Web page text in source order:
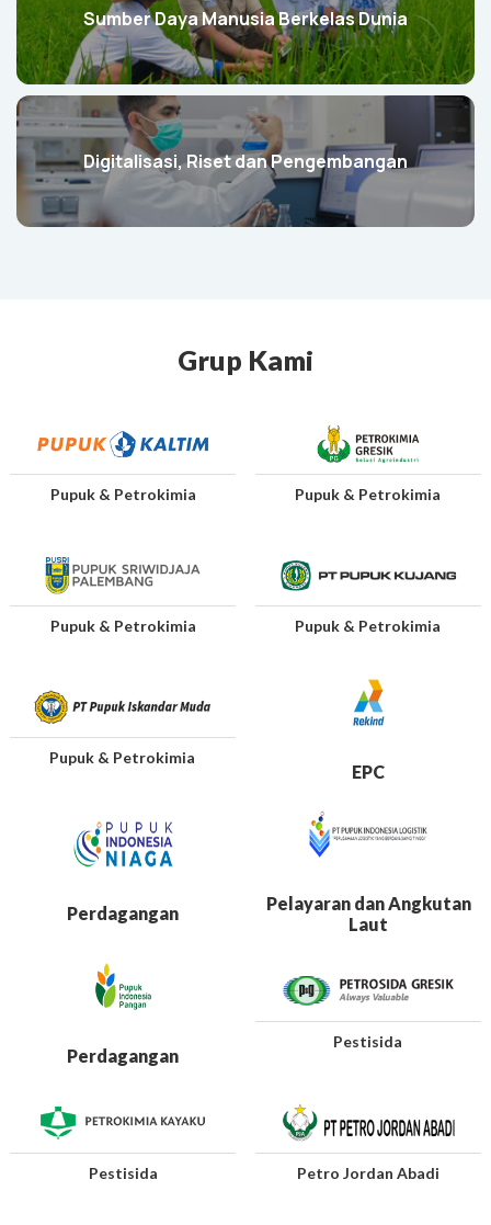
Sumber Daya Manusia Berkelas Dunia
Digitalisasi, Riset dan Pengembangan
Grup Kami
Pupuk & Petrokimia Pupuk & Petrokimia
Pupuk & Petrokimia Pupuk & Petrokimia
Pupuk & Petrokimia
EPC
Perdagangan
Pelayaran dan Angkutan
Laut
Perdagangan
Pestisida
Pestisida Petro Jordan Abadi